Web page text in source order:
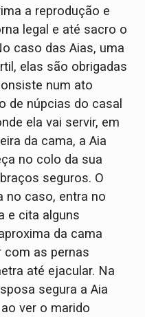
a reprodução e
legal e até sacro o
caso das Aias, uma
elas são obrigadas
num ato
de núpcias do casal
ela vai servir, em
da cama, a Aia
no colo da sua
seguros. O
no caso, entra no
e cita alguns
da cama
com as pernas
até ejacular. Na
segura a Aia
ver o marido